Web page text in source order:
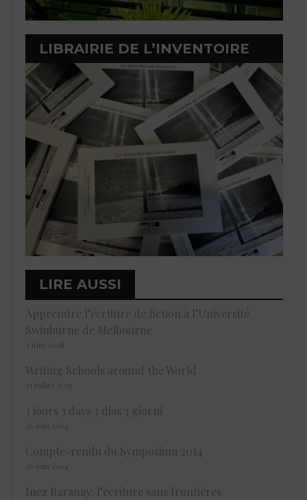
LIBRAIRIE DE L’INVENTOIRE
LIRE AUSSI
Apprendre l’écriture de fiction à l’Université
Swinburne de Melbourne
3 juin 2018
Writing Schools around the World
31 juillet 2015
3 jours 3 days 3 dias 3 giorni
26 juin 2014
Compte-rendu du Symposium 2014
26 juin 2014
Inez Baranay: l’écriture sans frontières